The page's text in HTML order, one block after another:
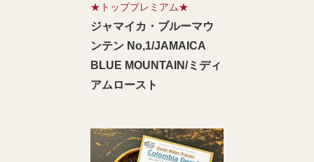
★トッププレミアム★
ジャマイカ・ブルーマウ
ンテン No,1/JAMAICA
BLUE MOUNTAIN/ミディ
アムロースト